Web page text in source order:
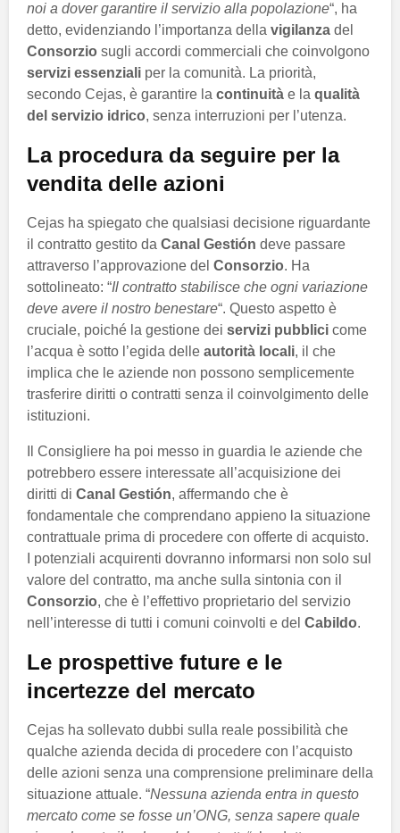
noi a dover garantire il servizio alla popolazione“, ha
detto, evidenziando l’importanza della vigilanza del
Consorzio sugli accordi commerciali che coinvolgono
servizi essenziali per la comunità. La priorità,
secondo Cejas, è garantire la continuità e la qualità
del servizio idrico, senza interruzioni per l’utenza.
La procedura da seguire per la
vendita delle azioni
Cejas ha spiegato che qualsiasi decisione riguardante
il contratto gestito da Canal Gestión deve passare
attraverso l’approvazione del Consorzio. Ha
sottolineato: “Il contratto stabilisce che ogni variazione
deve avere il nostro benestare“. Questo aspetto è
cruciale, poiché la gestione dei servizi pubblici come
l’acqua è sotto l’egida delle autorità locali, il che
implica che le aziende non possono semplicemente
trasferire diritti o contratti senza il coinvolgimento delle
istituzioni.
Il Consigliere ha poi messo in guardia le aziende che
potrebbero essere interessate all’acquisizione dei
diritti di Canal Gestión, affermando che è
fondamentale che comprendano appieno la situazione
contrattuale prima di procedere con offerte di acquisto.
I potenziali acquirenti dovranno informarsi non solo sul
valore del contratto, ma anche sulla sintonia con il
Consorzio, che è l’effettivo proprietario del servizio
nell’interesse di tutti i comuni coinvolti e del Cabildo.
Le prospettive future e le
incertezze del mercato
Cejas ha sollevato dubbi sulla reale possibilità che
qualche azienda decida di procedere con l’acquisto
delle azioni senza una comprensione preliminare della
situazione attuale. “Nessuna azienda entra in questo
mercato come se fosse un’ONG, senza sapere quale